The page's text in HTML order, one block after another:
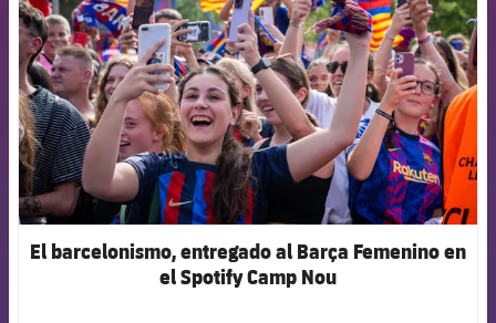
El barcelonismo, entregado al Barça Femenino en
el Spotify Camp Nou